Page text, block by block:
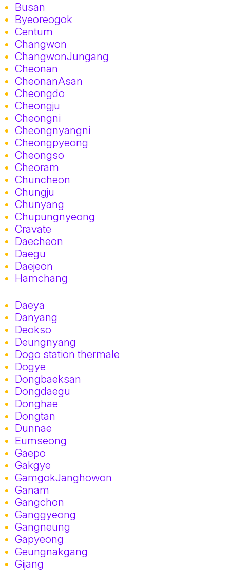
Busan
Byeoreogok
Centum
Changwon
ChangwonJungang
Cheonan
CheonanAsan
Cheongdo
Cheongju
Cheongni
Cheongnyangni
Cheongpyeong
Cheongso
Cheoram
Chuncheon
Chungju
Chunyang
Chupungnyeong
Cravate
Daecheon
Daegu
Daejeon
Hamchang
Daeya
Danyang
Deokso
Deungnyang
Dogo station thermale
Dogye
Dongbaeksan
Dongdaegu
Donghae
Dongtan
Dunnae
Eumseong
Gaepo
Gakgye
GamgokJanghowon
Ganam
Gangchon
Ganggyeong
Gangneung
Gapyeong
Geungnakgang
Gijang